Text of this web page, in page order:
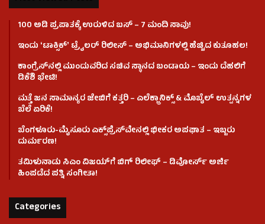
100 ಅಡಿ ಪ್ರಪಾತಕ್ಕೆ ಉರುಳಿದ ಬಸ್‌ – 7 ಮಂದಿ ಸಾವು!
ಇಂದು ʻಟಾಕ್ಸಿಕ್ʼ ಟ್ರೈಲರ್ ರಿಲೀಸ್‌ – ಅಭಿಮಾನಿಗಳಲ್ಲಿ ಹೆಚ್ಚಿದ ಕುತೂಹಲ!
ಕಾಂಗ್ರೆಸ್​ನಲ್ಲಿ ಮುಂದುವರಿದ ಸಚಿವ ಸ್ಥಾನದ ಬಂಡಾಯ – ಇಂದು ದೆಹಲಿಗೆ
ಡಿಕೆಶಿ ಭೇಟಿ!
ಮತ್ತೆ ಜನ ಸಾಮಾನ್ಯರ ಜೇಬಿಗೆ ಕತ್ತರಿ – ಎಲೆಕ್ಟ್ರಾನಿಕ್ಸ್ & ಮೊಬೈಲ್ ಉತ್ಪನ್ನಗಳ
ಬೆಲೆ ಏರಿಕೆ!
ಬೆಂಗಳೂರು-ಮೈಸೂರು ಎಕ್ಸ್‌ಪ್ರೆಸ್‌ವೇನಲ್ಲಿ ಭೀಕರ ಅಪಘಾತ – ಇಬ್ಬರು
ದುರ್ಮರಣ!
ತಮಿಳುನಾಡು ಸಿಎಂ ವಿಜಯ್‌ಗೆ ಬಿಗ್ ರಿಲೀಫ್ – ಡಿವೋರ್ಸ್ ಅರ್ಜಿ
ಹಿಂಪಡೆದ ಪತ್ನಿ ಸಂಗೀತಾ!
Categories